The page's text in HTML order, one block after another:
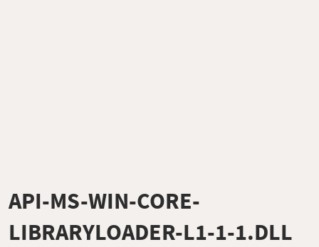
API-MS-WIN-CORE-
LIBRARYLOADER-L1-1-1.DLL